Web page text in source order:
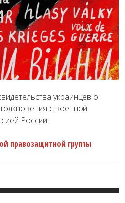
украинцев о
с военной
России
правозащитной группы